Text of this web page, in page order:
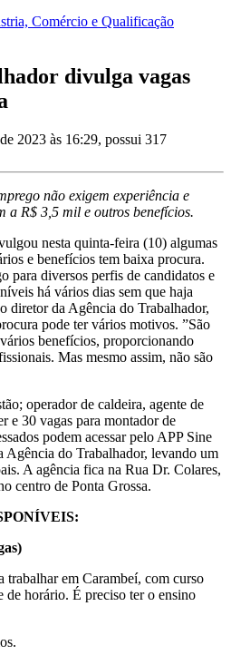
Comércio e Qualificação
divulga vagas
2023 às 16:29, possui 317
não exigem experiência e
a R$ 3,5 mil e outros benefícios.
nesta quinta-feira (10) algumas
e benefícios tem baixa procura.
para diversos perfis de candidatos e
há vários dias sem que haja
diretor da Agência do Trabalhador,
pode ter vários motivos. ”São
benefícios, proporcionando
Mas mesmo assim, não são
operador de caldeira, agente de
e 30 vagas para montador de
podem acessar pelo APP Sine
Agência do Trabalhador, levando um
A agência fica na Rua Dr. Colares,
centro de Ponta Grossa.
trabalhar em Carambeí, com curso
horário. É preciso ter o ensino